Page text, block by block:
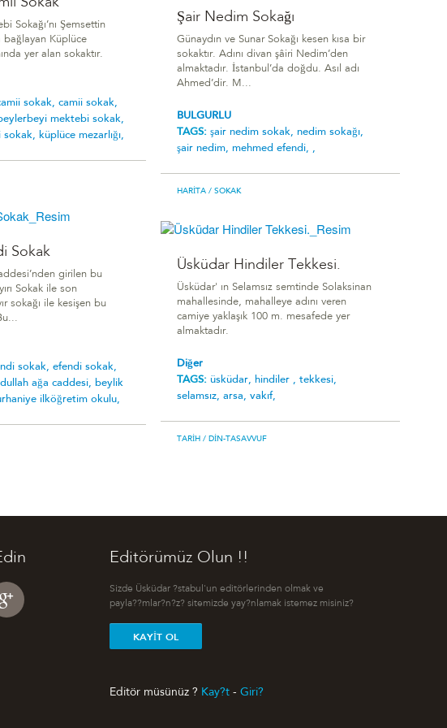
Sokağı’nı Şemsettin
bağlayan Küplüce
yer alan sokaktır.
sokak, camii sokak,
mektebi sokak,
sokak, küplüce mezarlığı,
Şair Nedim Sokağı
Günaydın ve Sunar Sokağı kesen kısa bir
sokaktır. Adını divan şâiri Nedim’den
almaktadır. İstanbul’da doğdu. Asıl adı
Ahmed’dir. M...
BULGURLU
TAGS: şair nedim sokak, nedim sokağı,
şair nedim, mehmed efendi, ,
HARITA / SOKAK
Sokak
girilen bu
Sokak ile son
sokağı ile kesişen bu
sokak, efendi sokak,
ağa caddesi, beylik
i̇lköğretim okulu,
Üsküdar Hindiler Tekkesi.
Üsküdar' ın Selamsız semtinde Solaksinan
mahallesinde, mahalleye adını veren
camiye yaklaşık 100 m. mesafede yer
almaktadır.
Diğer
TAGS: üsküdar, hindiler , tekkesi,
selamsız, arsa, vakıf,
TARIH / DIN-TASAVVUF
Editörümüz Olun !!
Sizde Üsküdar ?stabul'un editörlerinden olmak ve
payla??mlar?n?z? sitemizde yay?nlamak istemez misiniz?
KAYIT OL
Editör müsünüz ? Kay?t -Giri?